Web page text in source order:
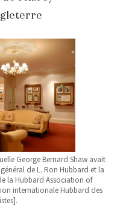
George Bernard Shaw avait
de L. Ron Hubbard et la
la Hubbard Association of
internationale Hubbard des